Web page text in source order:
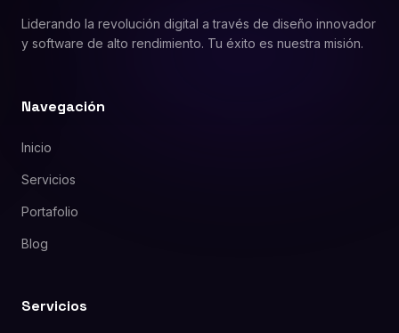
Liderando la revolución digital a través de diseño innovador
y software de alto rendimiento. Tu éxito es nuestra misión.
Navegación
Inicio
Servicios
Portafolio
Blog
Servicios